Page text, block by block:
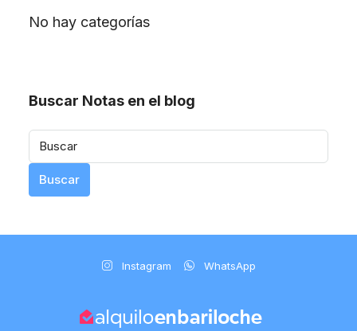
No hay categorías
Buscar Notas en el blog
Buscar
Instagram WhatsApp